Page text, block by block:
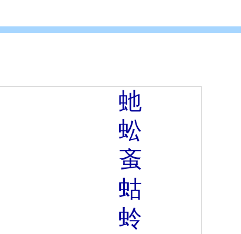
虵
蚣
蚉
蛄
蛉